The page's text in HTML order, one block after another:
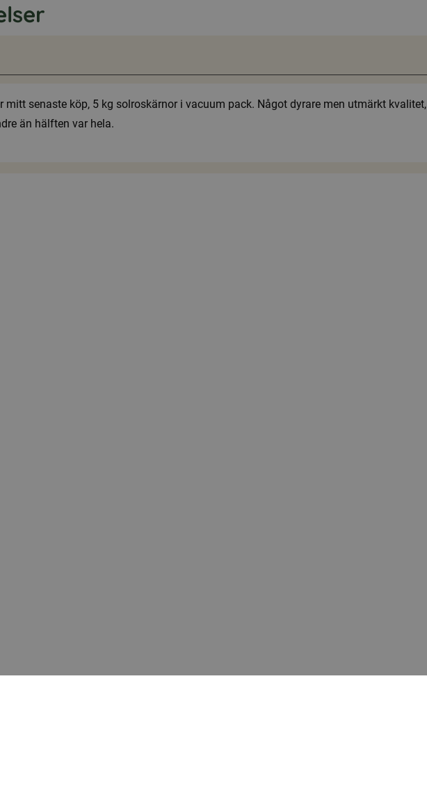
mitt senaste köp, 5 kg solroskärnor i vacuum pack. Något dyrare men utmärkt
än hälften var hela.